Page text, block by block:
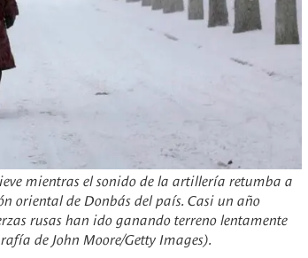
mientras el sonido de la artillería retumba a
oriental de Donbás del país. Casi un año
rusas han ido ganando terreno lentamente
de John Moore/Getty Images).